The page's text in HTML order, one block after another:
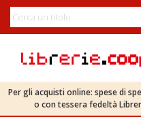
Per gli acquisti online: spese di
o con tessera fedeltà